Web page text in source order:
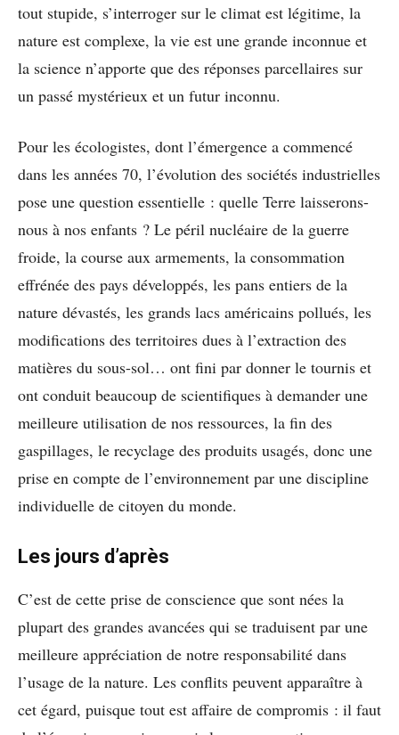
tout stupide, s’interroger sur le climat est légitime, la
nature est complexe, la vie est une grande inconnue et
la science n’apporte que des réponses parcellaires sur
un passé mystérieux et un futur inconnu.
Pour les écologistes, dont l’émergence a commencé
dans les années 70, l’évolution des sociétés industrielles
pose une question essentielle : quelle Terre laisserons-
nous à nos enfants ? Le péril nucléaire de la guerre
froide, la course aux armements, la consommation
effrénée des pays développés, les pans entiers de la
nature dévastés, les grands lacs américains pollués, les
modifications des territoires dues à l’extraction des
matières du sous-sol… ont fini par donner le tournis et
ont conduit beaucoup de scientifiques à demander une
meilleure utilisation de nos ressources, la fin des
gaspillages, le recyclage des produits usagés, donc une
prise en compte de l’environnement par une discipline
individuelle de citoyen du monde.
Les jours d’après
C’est de cette prise de conscience que sont nées la
plupart des grandes avancées qui se traduisent par une
meilleure appréciation de notre responsabilité dans
l’usage de la nature. Les conflits peuvent apparaître à
cet égard, puisque tout est affaire de compromis : il faut